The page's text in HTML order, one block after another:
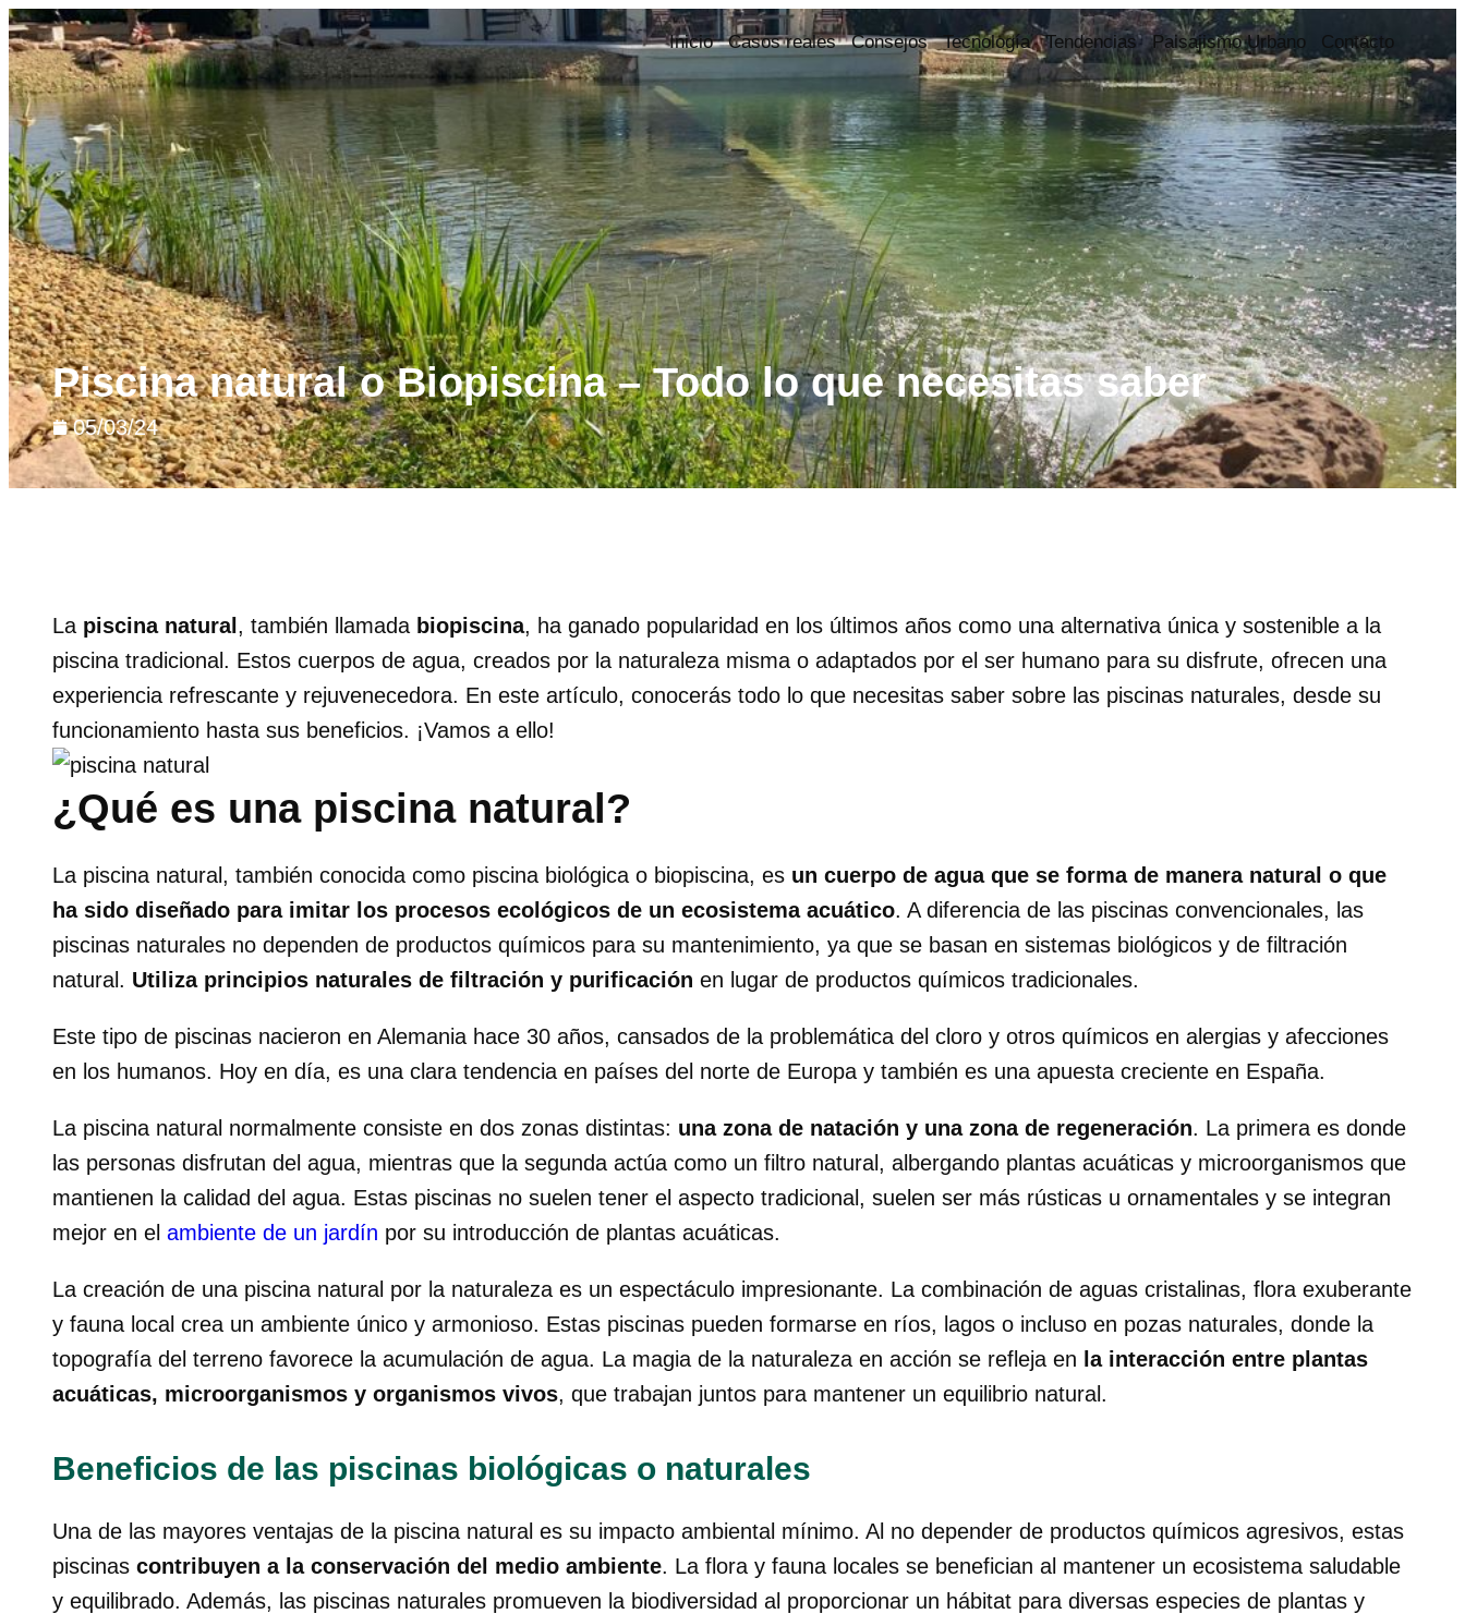
Inicio Casos reales Consejos Tecnología Tendencias Paisajismo Urbano Contacto
Piscina natural o Biopiscina – Todo lo que necesitas saber
05/03/24
La piscina natural , también llamada biopiscina, ha ganado popularidad en los últimos años como una alternativa única y sostenible a la
piscina tradicional. Estos cuerpos de agua, creados por la naturaleza misma o adaptados por el ser humano para su disfrute, ofrecen una
experiencia refrescante y rejuvenecedora. En este artículo, conocerás todo lo que necesitas saber sobre las piscinas naturales, desde su
funcionamiento hasta sus beneficios. ¡Vamos a ello!
¿Qué es una piscina natural?
La piscina natural, también conocida como piscina biológica o biopiscina, es un cuerpo de agua que se forma de manera natural o que
ha sido diseñado para imitar los procesos ecológicos de un ecosistema acuático. A diferencia de las piscinas convencionales, las
piscinas naturales no dependen de productos químicos para su mantenimiento, ya que se basan en sistemas biológicos y de filtración
natural. Utiliza principios naturales de filtración y purificación en lugar de productos químicos tradicionales.
Este tipo de piscinas nacieron en Alemania hace 30 años, cansados de la problemática del cloro y otros químicos en alergias y afecciones
en los humanos. Hoy en día, es una clara tendencia en países del norte de Europa y también es una apuesta creciente en España.
La piscina natural normalmente consiste en dos zonas distintas: una zona de natación y una zona de regeneración. La primera es donde
las personas disfrutan del agua, mientras que la segunda actúa como un filtro natural, albergando plantas acuáticas y microorganismos que
mantienen la calidad del agua. Estas piscinas no suelen tener el aspecto tradicional, suelen ser más rústicas u ornamentales y se integran
mejor en el ambiente de un jardín por su introducción de plantas acuáticas.
La creación de una piscina natural por la naturaleza es un espectáculo impresionante. La combinación de aguas cristalinas, flora exuberante
y fauna local crea un ambiente único y armonioso. Estas piscinas pueden formarse en ríos, lagos o incluso en pozas naturales, donde la
topografía del terreno favorece la acumulación de agua. La magia de la naturaleza en acción se refleja en la interacción entre plantas
acuáticas, microorganismos y organismos vivos, que trabajan juntos para mantener un equilibrio natural.
Beneficios de las piscinas biológicas o naturales
Una de las mayores ventajas de la piscina natural es su impacto ambiental mínimo. Al no depender de productos químicos agresivos, estas
piscinas contribuyen a la conservación del medio ambiente. La flora y fauna locales se benefician al mantener un ecosistema saludable
y equilibrado. Además, las piscinas naturales promueven la biodiversidad al proporcionar un hábitat para diversas especies de plantas y